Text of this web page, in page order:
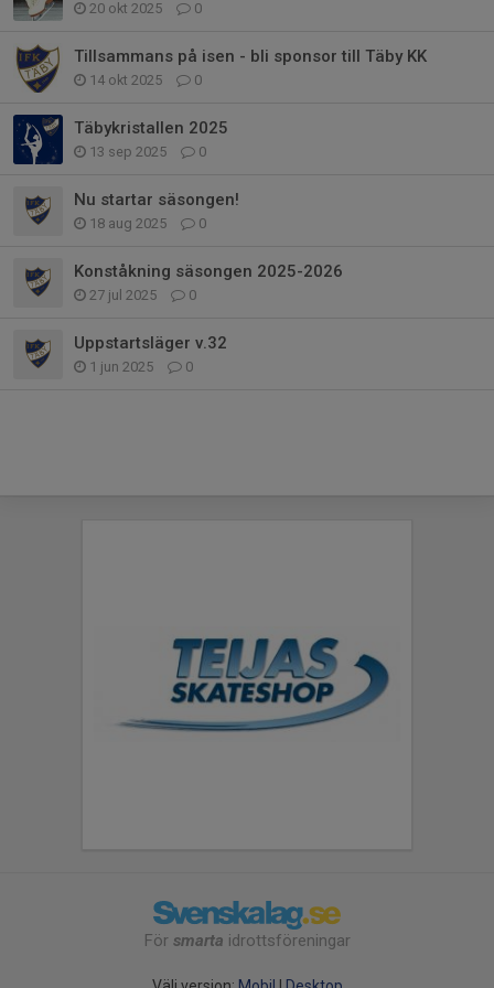
20 okt 2025 0
Tillsammans på isen - bli sponsor till Täby KK
14 okt 2025 0
Täbykristallen 2025
13 sep 2025 0
Nu startar säsongen!
18 aug 2025 0
Konståkning säsongen 2025-2026
27 jul 2025 0
Uppstartsläger v.32
1 jun 2025 0
För smarta idrottsföreningar